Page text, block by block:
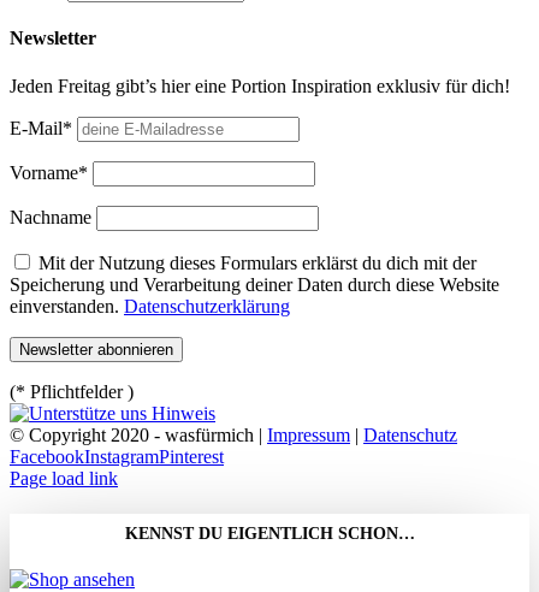
Newsletter
Jeden Freitag gibt’s hier eine Portion Inspiration exklusiv für dich!
E-Mail*
Vorname*
Nachname
Mit der Nutzung dieses Formulars erklärst du dich mit der
Speicherung und Verarbeitung deiner Daten durch diese Website
einverstanden. Datenschutzerklärung
(* Pflichtfelder )
© Copyright 2020 - wasfürmich | Impressum | Datenschutz
FacebookInstagramPinterest
Page load link
KENNST DU EIGENTLICH SCHON…